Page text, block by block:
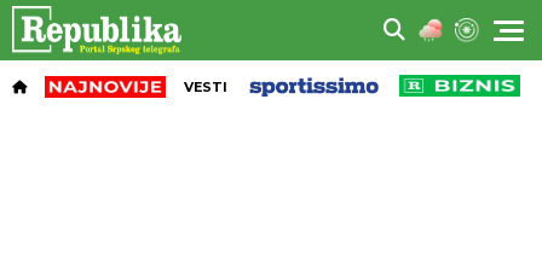
VESTI